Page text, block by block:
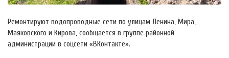
Ремонтируют водопроводные сети по улицам Ленина, Мира,
Маяковского и Кирова, сообщается в группе районной
администрации в соцсети «ВКонтакте».